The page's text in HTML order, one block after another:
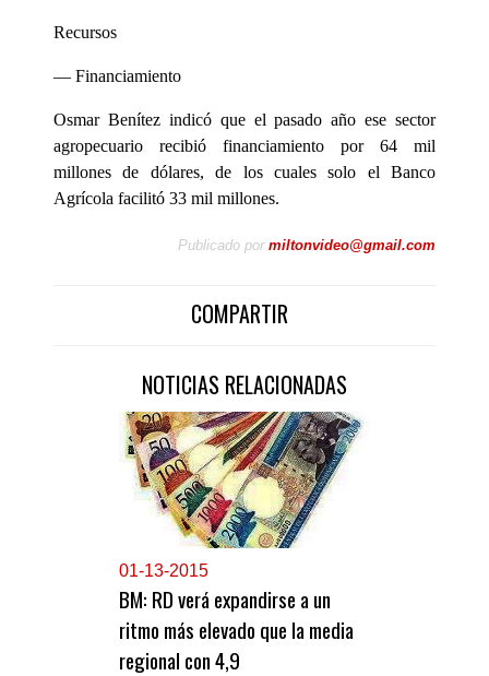
Recursos
— Financiamiento
Osmar Benítez indicó que el pasado año ese sector
agropecuario recibió financiamiento por 64 mil
millones de dólares, de los cuales solo el Banco
Agrícola facilitó 33 mil millones.
Publicado por miltonvideo@gmail.com
COMPARTIR
NOTICIAS RELACIONADAS
01-13-2015
BM: RD verá expandirse a un
ritmo más elevado que la media
regional con 4,9